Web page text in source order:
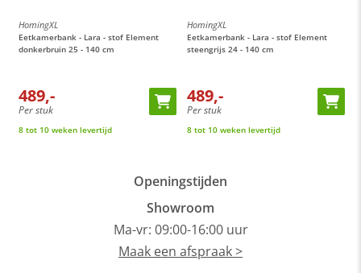
HomingXL
Eetkamerbank - Lara - stof Element
donkerbruin 25 - 140 cm
489,-
Per stuk
8 tot 10 weken levertijd
HomingXL
Eetkamerbank - Lara - stof Element
steengrijs 24 - 140 cm
489,-
Per stuk
8 tot 10 weken levertijd
Openingstijden
Showroom
Ma-vr: 09:00-16:00 uur
Maak een afspraak >